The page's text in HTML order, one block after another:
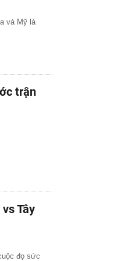
và Mỹ là
trận
Tây
đọ sức